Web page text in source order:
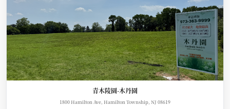
青木陵園-木丹園
1800 Hamilton Ave, Hamilton Township, NJ 08619